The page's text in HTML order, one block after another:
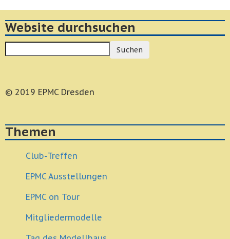
Website durchsuchen
Suchen
© 2019 EPMC Dresden
Themen
Club-Treffen
EPMC Ausstellungen
EPMC on Tour
Mitgliedermodelle